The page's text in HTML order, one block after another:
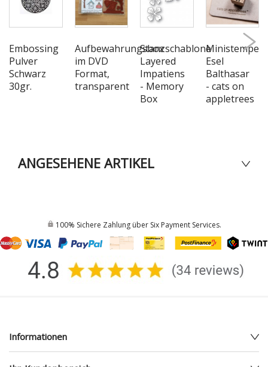
Embossing
Pulver
Schwarz
30gr.
Aufbewahrungsbox
im DVD
Format,
transparent
Stanzschablone
Layered
Impatiens
- Memory
Box
Ministempel
Esel
Balthasar
- cats on
appletrees
ANGESEHENE ARTIKEL
100% Sichere Zahlung über Six Payment Services.
Informationen